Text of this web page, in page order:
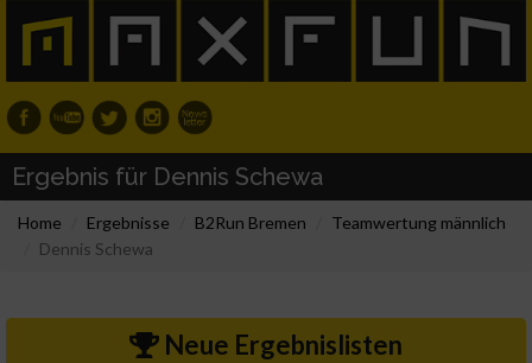
Ergebnis für Dennis Schewa
Home Ergebnisse B2Run Bremen
Teamwertung männlich
Dennis Schewa
Neue Ergebnislisten